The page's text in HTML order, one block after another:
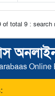
Online
of total 9 : search